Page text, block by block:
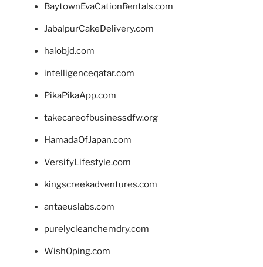
BaytownEvaCationRentals.com
JabalpurCakeDelivery.com
halobjd.com
intelligenceqatar.com
PikaPikaApp.com
takecareofbusinessdfw.org
HamadaOfJapan.com
VersifyLifestyle.com
kingscreekadventures.com
antaeuslabs.com
purelycleanchemdry.com
WishOping.com